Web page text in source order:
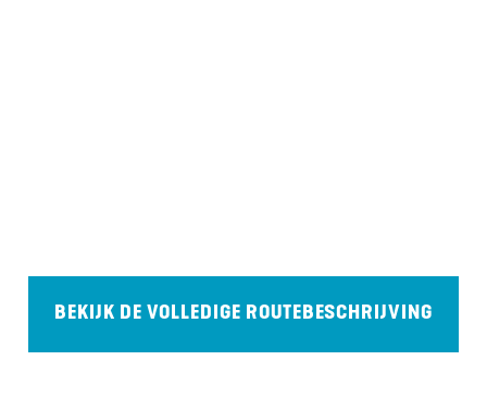
BEKIJK DE VOLLEDIGE ROUTEBESCHRIJVING